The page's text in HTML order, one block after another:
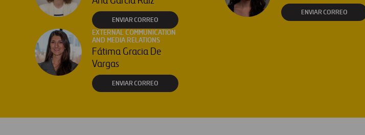
ENVIAR CORREO
ENVIAR CORREO
EXTERNAL COMMUNICATION
AND MEDIA RELATIONS
Fátima Gracia De
Vargas
ENVIAR CORREO